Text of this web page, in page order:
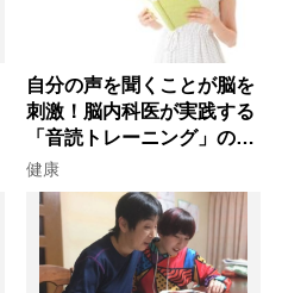
自分の声を聞くことが脳を
刺激！脳内科医が実践する
「音読トレーニング」の極
意
健康